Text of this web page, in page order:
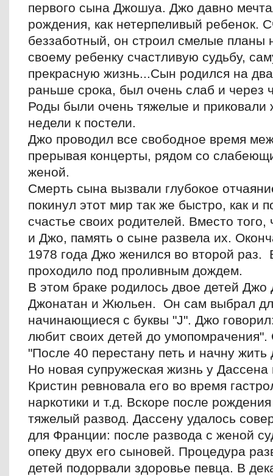
первого сына Джошуа. Джо давно
рождения, как нетерпеливый ребенок.
беззаботный, он строил смелые планы
своему ребенку счастливую судьбу,
прекрасную жизнь...Сын родился на
раньше срока, был очень слаб и через
Роды были очень тяжелые и приковали
недели к постели.
Джо проводил все свободное время
прерывая концерты, рядом со
женой.
Смерть сына вызвали глубокое
покинул этот мир так же быстро, как и
счастье своих родителей. Вместо
и Джо, память о сыне развела их.
1978 года Джо женился во второй раз.
проходило под проливным дождем.
В этом браке родилось двое детей Джо
Джонатан и Жюльен. Он сам выбрал
начинающиеся с буквы "J". Джо
любит своих детей до
"После 40 перестану петь и начну жить
Но новая супружеская жизнь у
Кристин ревновала его во время
наркотики и т.д. Вскоре после
тяжелый развод. Дассену удалось
для Франции: после развода с женой
опеку двух его сыновей. Процедура
детей подорвали здоровье певца. В